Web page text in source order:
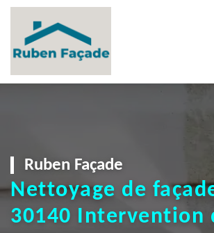
Ruben Façade
Nettoyage de
30140 Intervention